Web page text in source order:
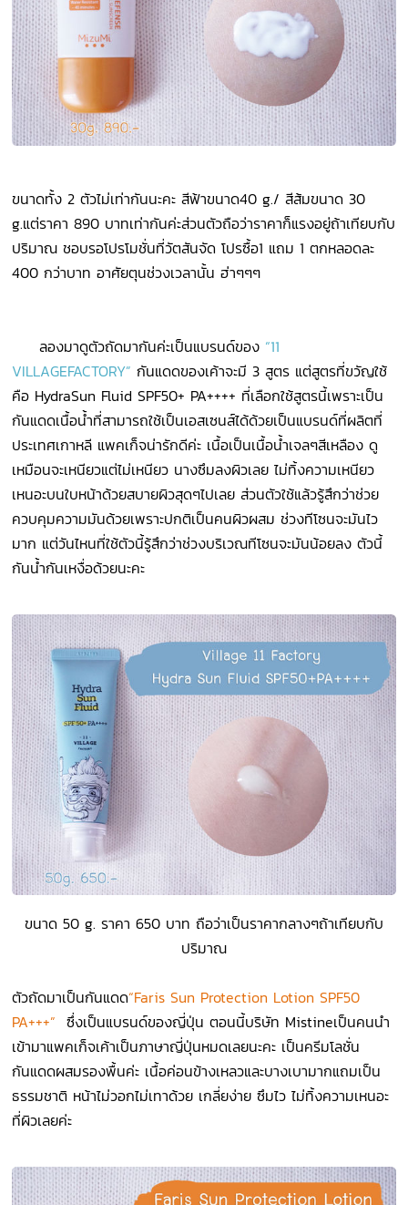
ขนาดทั้ง 2 ตัวไม่เท่ากันนะคะ สีฟ้าขนาด40 g./สีส้มขนาด 30
g.แต่ราคา 890 บาทเท่ากันค่ะส่วนตัวถือว่าราคาก็แรงอยู่ถ้าเทียบกับ
ปริมาณ ชอบรอโปรโมชั่นที่วัตสันจัด โปรซื้อ1 แถม 1 ตกหลอดละ
400 กว่าบาท อาศัยตุนช่วงเวลานั้น ฮ่าๆๆๆ
ลองมาดูตัวถัดมากันค่ะเป็นแบรนด์ของ “11
VILLAGEFACTORY” กันแดดของเค้าจะมี 3 สูตร แต่สูตรที่ขวัญใช้
คือ HydraSun Fluid SPF50+ PA++++ ที่เลือกใช้สูตรนี้เพราะเป็น
กันแดดเนื้อน้ำที่สามารถใช้เป็นเอสเซนส์ได้ด้วยเป็นแบรนด์ที่ผลิตที่
ประเทศเกาหลี แพคเก็จน่ารักดีค่ะ เนื้อเป็นเนื้อน้ำเจลๆสีเหลือง ดู
เหมือนจะเหนียวแต่ไม่เหนียว นางซึมลงผิวเลย ไม่ทิ้งความเหนียว
เหนอะบนใบหน้าด้วยสบายผิวสุดๆไปเลย ส่วนตัวใช้แล้วรู้สึกว่าช่วย
ควบคุมความมันด้วยเพราะปกติเป็นคนผิวผสม ช่วงทีโซนจะมันไว
มาก แต่วันไหนที่ใช้ตัวนี้รู้สึกว่าช่วงบริเวณทีโซนจะมันน้อยลง ตัวนี้
กันน้ำกันเหงื่อด้วยนะคะ
ขนาด 50 g. ราคา 650 บาท ถือว่าเป็นราคากลางๆถ้าเทียบกับ
ปริมาณ
ตัวถัดมาเป็นกันแดด“Faris Sun Protection Lotion SPF50
PA+++” ซึ่งเป็นแบรนด์ของญี่ปุ่น ตอนนี้บริษัท Mistineเป็นคนนำ
เข้ามาแพคเก็จเค้าเป็นภาษาญี่ปุ่นหมดเลยนะคะ เป็นครีมโลชั่น
กันแดดผสมรองพื้นค่ะ เนื้อค่อนข้างเหลวและบางเบามากแถมเป็น
ธรรมชาติ หน้าไม่วอกไม่เทาด้วย เกลี่ยง่าย ซึมไว ไม่ทิ้งความเหนอะ
ที่ผิวเลยค่ะ